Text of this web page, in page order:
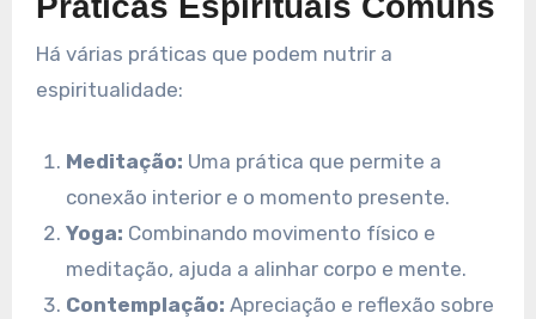
Há várias práticas que podem nutrir a
espiritualidade:
Meditação: Uma prática que permite a
conexão interior e o momento presente.
Yoga: Combinando movimento físico e
meditação, ajuda a alinhar corpo e mente.
Contemplação: Apreciação e reflexão sobre